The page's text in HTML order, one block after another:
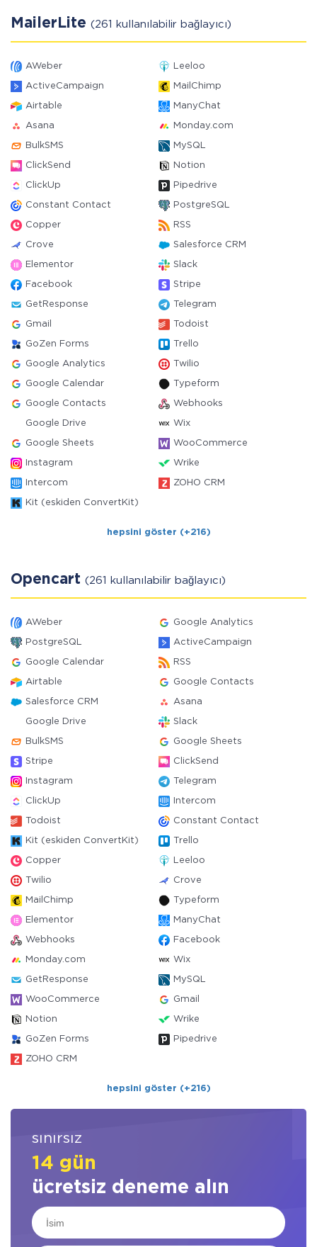
MailerLite (261 kullanılabilir bağlayıcı)
AWeber Leeloo
ActiveCampaign MailChimp
Airtable ManyChat
Asana Monday.com
BulkSMS MySQL
ClickSend Notion
ClickUp Pipedrive
Constant Contact PostgreSQL
Copper RSS
Crove Salesforce CRM
Elementor Slack
Facebook Stripe
GetResponse Telegram
Gmail Todoist
GoZen Forms Trello
Google Analytics Twilio
Google Calendar Typeform
Google Contacts Webhooks
Google Drive Wix
Google Sheets WooCommerce
Instagram Wrike
Intercom ZOHO CRM
Kit (eskiden ConvertKit)
hepsini göster (+216)
Opencart (261 kullanılabilir bağlayıcı)
AWeber Google Analytics
PostgreSQL ActiveCampaign
Google Calendar RSS
Airtable Google Contacts
Salesforce CRM Asana
Google Drive Slack
BulkSMS Google Sheets
Stripe ClickSend
Instagram Telegram
ClickUp Intercom
Todoist Constant Contact
Kit (eskiden ConvertKit) Trello
Copper Leeloo
Twilio Crove
MailChimp Typeform
Elementor ManyChat
Webhooks Facebook
Monday.com Wix
GetResponse MySQL
WooCommerce Gmail
Notion Wrike
GoZen Forms Pipedrive
ZOHO CRM
hepsini göster (+216)
sınırsız
14 gün
ücretsiz deneme alın